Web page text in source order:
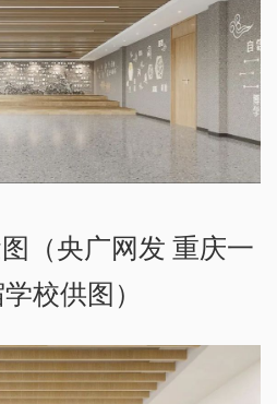
（央广网发 重庆一
校供图）